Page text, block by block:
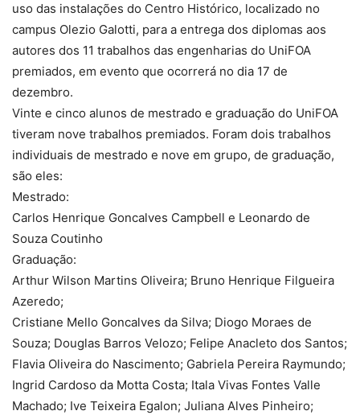
uso das instalações do Centro Histórico, localizado no
campus Olezio Galotti, para a entrega dos diplomas aos
autores dos 11 trabalhos das engenharias do UniFOA
premiados, em evento que ocorrerá no dia 17 de
dezembro.
Vinte e cinco alunos de mestrado e graduação do UniFOA
tiveram nove trabalhos premiados. Foram dois trabalhos
individuais de mestrado e nove em grupo, de graduação,
são eles:
Mestrado:
Carlos Henrique Goncalves Campbell e Leonardo de
Souza Coutinho
Graduação:
Arthur Wilson Martins Oliveira; Bruno Henrique Filgueira
Azeredo;
Cristiane Mello Goncalves da Silva; Diogo Moraes de
Souza; Douglas Barros Velozo; Felipe Anacleto dos Santos;
Flavia Oliveira do Nascimento; Gabriela Pereira Raymundo;
Ingrid Cardoso da Motta Costa; Itala Vivas Fontes Valle
Machado; Ive Teixeira Egalon; Juliana Alves Pinheiro;